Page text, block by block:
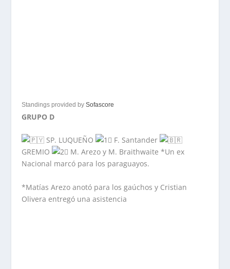
Standings provided bySofascore
GRUPO D
SP. LUQUEÑO
F. Santander
GREMIO
M. Arezo y M. Braithwaite *Un ex
Nacional marcó para los paraguayos.
*Matías Arezo anotó para los gaúchos y Cristian
Olivera entregó una asistencia